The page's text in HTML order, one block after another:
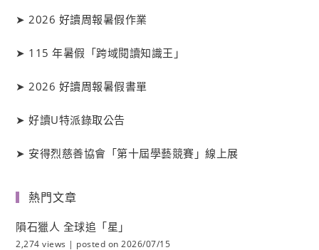
➤ 2026 好讀周報暑假作業
➤ 115 年暑假「跨域閱讀知識王」
➤ 2026 好讀周報暑假書單
➤好讀U特派錄取公告
➤ 安得烈慈善協會「第十屆學藝競賽」線上展
熱門文章
隕石獵人 全球追「星」
2,274 views | posted on 2026/07/15